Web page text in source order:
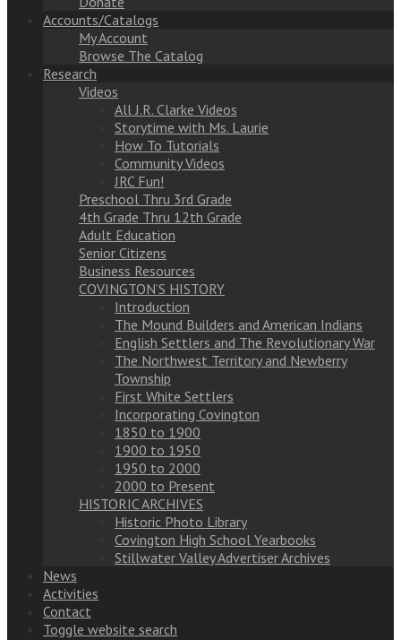
Accounts/Catalogs
My Account
Browse The Catalog
Research
Videos
All J.R. Clarke Videos
Storytime with Ms. Laurie
How To Tutorials
Community Videos
JRC Fun!
Preschool Thru 3rd Grade
4th Grade Thru 12th Grade
Adult Education
Senior Citizens
Business Resources
COVINGTON’S HISTORY
Introduction
The Mound Builders and American Indians
English Settlers and The Revolutionary War
The Northwest Territory and Newberry
Township
First White Settlers
Incorporating Covington
1850 to 1900
1900 to 1950
1950 to 2000
2000 to Present
HISTORIC ARCHIVES
Historic Photo Library
Covington High School Yearbooks
Stillwater Valley Advertiser Archives
News
Activities
Contact
Toggle website search